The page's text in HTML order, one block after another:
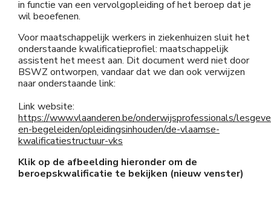
in functie van een vervolgopleiding of het beroep dat je
wil beoefenen.
Voor maatschappelijk werkers in ziekenhuizen sluit het
onderstaande kwalificatieprofiel: maatschappelijk
assistent het meest aan. Dit document werd niet door
BSWZ ontworpen, vandaar dat we dan ook verwijzen
naar onderstaande link:
Link website:
https://www.vlaanderen.be/onderwijsprofessionals/
en-begeleiden/opleidingsinhouden/de-vlaamse-
kwalificatiestructuur-vks
Klik op de afbeelding hieronder om de
beroepskwalificatie te bekijken (nieuw venster)